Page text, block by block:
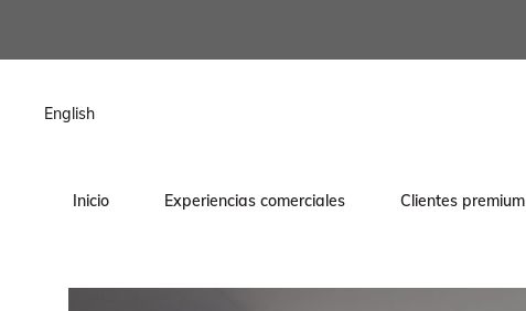
English
Inicio Experiencias comerciales Clientes premium